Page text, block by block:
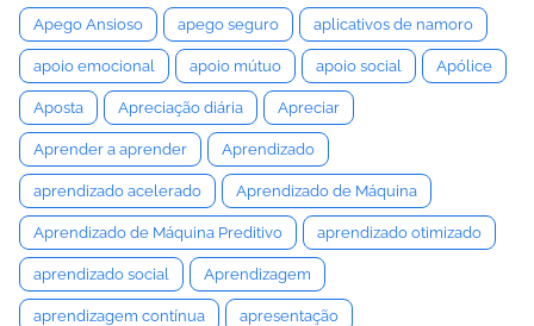
Apego Ansioso apego seguro aplicativos de namoro
apoio emocional apoio mútuo apoio social Apólice
Aposta Apreciação diária Apreciar
Aprender a aprender Aprendizado
aprendizado acelerado Aprendizado de Máquina
Aprendizado de Máquina Preditivo aprendizado otimizado
aprendizado social Aprendizagem
aprendizagem contínua apresentação